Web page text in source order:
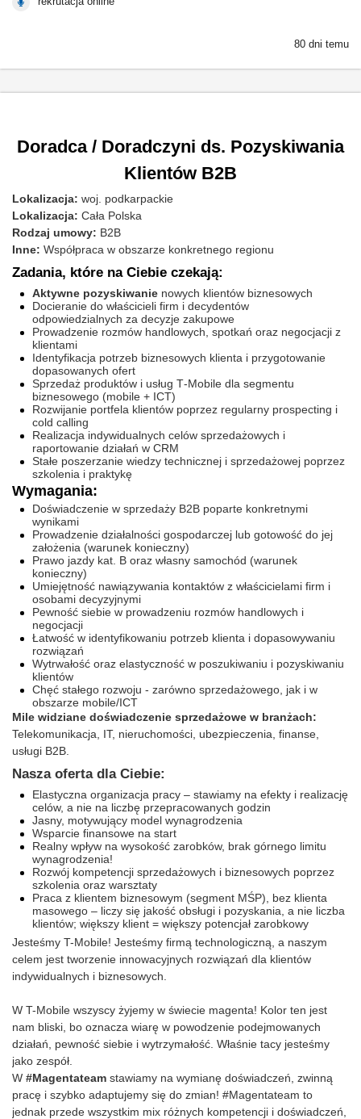
80 dni temu
Doradca / Doradczyni ds. Pozyskiwania
Klientów B2B
Lokalizacja: woj. podkarpackie
Lokalizacja: Cała Polska
Rodzaj umowy: B2B
Inne: Współpraca w obszarze konkretnego regionu
Zadania, które na Ciebie czekają:
Aktywne pozyskiwanie nowych klientów biznesowych
Docieranie do właścicieli firm i decydentów
odpowiedzialnych za decyzje zakupowe
Prowadzenie rozmów handlowych, spotkań oraz negocjacji z
klientami
Identyfikacja potrzeb biznesowych klienta i przygotowanie
dopasowanych ofert
Sprzedaż produktów i usług T‑Mobile dla segmentu
biznesowego (mobile + ICT)
Rozwijanie portfela klientów poprzez regularny prospecting i
cold calling
Realizacja indywidualnych celów sprzedażowych i
raportowanie działań w CRM
Stałe poszerzanie wiedzy technicznej i sprzedażowej poprzez
szkolenia i praktykę
Wymagania:
Doświadczenie w sprzedaży B2B poparte konkretnymi
wynikami
Prowadzenie działalności gospodarczej lub gotowość do jej
założenia (warunek konieczny)
Prawo jazdy kat. B oraz własny samochód (warunek
konieczny)
Umiejętność nawiązywania kontaktów z właścicielami firm i
osobami decyzyjnymi
Pewność siebie w prowadzeniu rozmów handlowych i
negocjacji
Łatwość w identyfikowaniu potrzeb klienta i dopasowywaniu
rozwiązań
Wytrwałość oraz elastyczność w poszukiwaniu i pozyskiwaniu
klientów
Chęć stałego rozwoju - zarówno sprzedażowego, jak i w
obszarze mobile/ICT
Mile widziane doświadczenie sprzedażowe w branżach:
Telekomunikacja, IT, nieruchomości, ubezpieczenia, finanse,
usługi B2B.
Nasza oferta dla Ciebie:
Elastyczna organizacja pracy – stawiamy na efekty i realizację
celów, a nie na liczbę przepracowanych godzin
Jasny, motywujący model wynagrodzenia
Wsparcie finansowe na start
Realny wpływ na wysokość zarobków, brak górnego limitu
wynagrodzenia!
Rozwój kompetencji sprzedażowych i biznesowych poprzez
szkolenia oraz warsztaty
Praca z klientem biznesowym (segment MŚP), bez klienta
masowego – liczy się jakość obsługi i pozyskania, a nie liczba
klientów; większy klient = większy potencjał zarobkowy
Jesteśmy T-Mobile! Jesteśmy firmą technologiczną, a naszym
celem jest tworzenie innowacyjnych rozwiązań dla klientów
indywidualnych i biznesowych.
W T-Mobile wszyscy żyjemy w świecie magenta! Kolor ten jest
nam bliski, bo oznacza wiarę w powodzenie podejmowanych
działań, pewność siebie i wytrzymałość. Właśnie tacy jesteśmy
jako zespół.
W #Magentateam stawiamy na wymianę doświadczeń, zwinną
pracę i szybko adaptujemy się do zmian! #Magentateam to
jednak przede wszystkim mix różnych kompetencji i doświadczeń,